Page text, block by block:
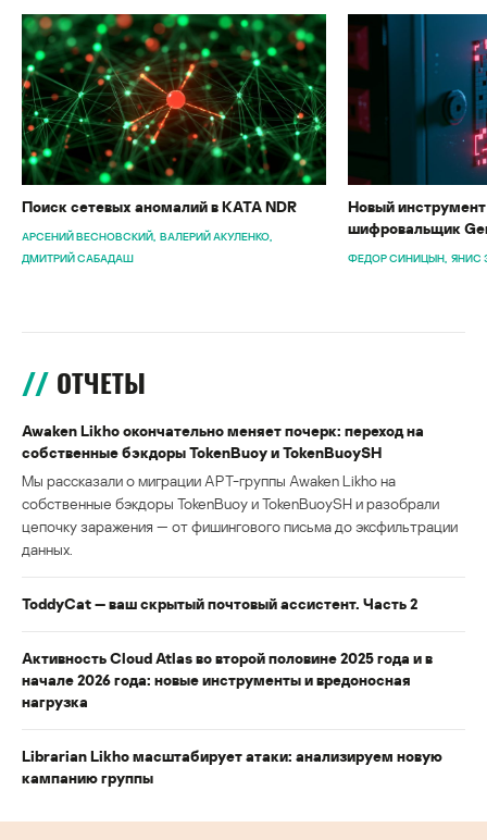
Поиск сетевых аномалий в KATA NDR
АРСЕНИЙ ВЕСНОВСКИЙ ВАЛЕРИЙ АКУЛЕНКО
ДМИТРИЙ САБАДАШ
Новый
шифровальщик
ФЕДОР СИНИЦЫН ЯНИС
ОТЧЕТЫ
Awaken Likho окончательно меняет почерк: переход на
собственные бэкдоры TokenBuoy и TokenBuoySH
Мы рассказали о миграции APT-группы Awaken Likho на
собственные бэкдоры TokenBuoy и TokenBuoySH и разобрали
цепочку заражения — от фишингового письма до эксфильтрации
данных.
ToddyCat — ваш скрытый почтовый ассистент. Часть 2
Активность Cloud Atlas во второй половине 2025 года и в
начале 2026 года: новые инструменты и вредоносная
нагрузка
Librarian Likho масштабирует атаки: анализируем новую
кампанию группы